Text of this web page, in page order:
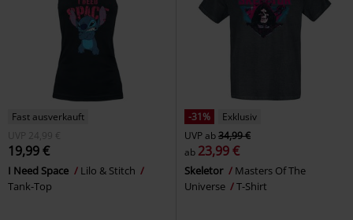
Fast ausverkauft
UVP
24,99 €
19,99 €
I Need Space
Lilo & Stitch
Tank-Top
-31%
Exklusiv
UVPab34,99 €
ab 23,99 €
Skeletor
Masters Of The
Universe
T-Shirt